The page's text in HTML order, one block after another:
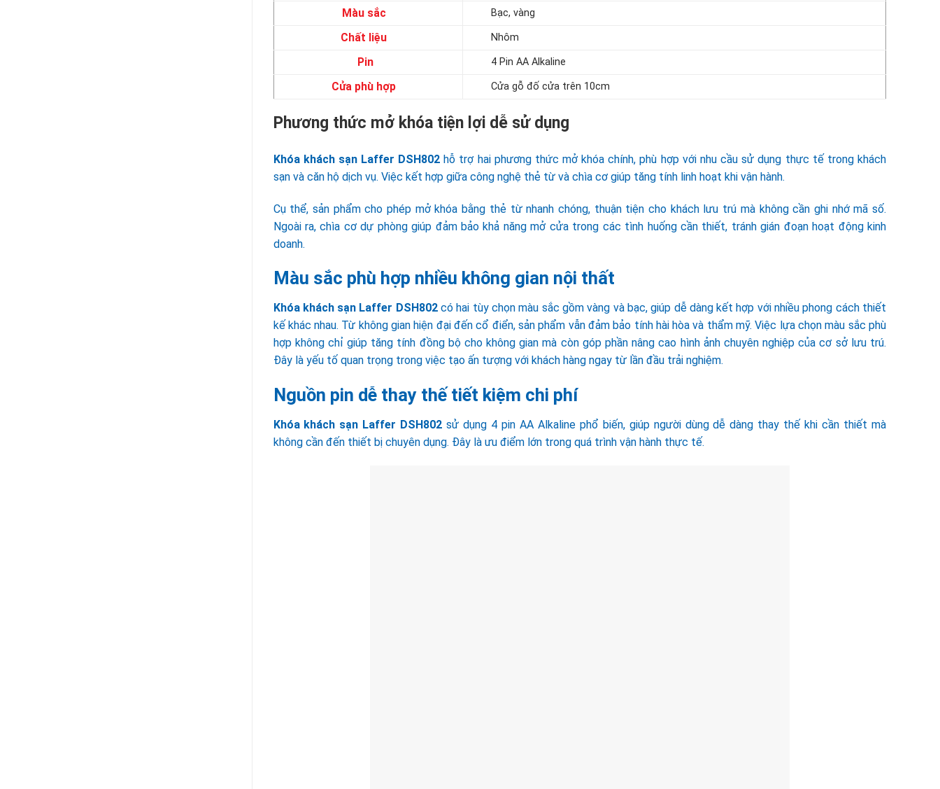
Màu sắc Bạc, vàng
Chất liệu Nhôm
Pin 4 Pin AA Alkaline
Cửa phù hợp Cửa gỗ đố cửa trên 10cm
Phương thức mở khóa tiện lợi dễ sử dụng
Khóa khách sạn Laffer DSH802 hỗ trợ hai phương thức mở khóa chính, phù hợp với nhu cầu sử dụng thực tế trong khách
sạn và căn hộ dịch vụ. Việc kết hợp giữa công nghệ thẻ từ và chìa cơ giúp tăng tính linh hoạt khi vận hành.
Cụ thể, sản phẩm cho phép mở khóa bằng thẻ từ nhanh chóng, thuận tiện cho khách lưu trú mà không cần ghi nhớ mã số.
Ngoài ra, chìa cơ dự phòng giúp đảm bảo khả năng mở cửa trong các tình huống cần thiết, tránh gián đoạn hoạt động kinh
doanh.
Màu sắc phù hợp nhiều không gian nội thất
Khóa khách sạn Laffer DSH802có hai tùy chọn màu sắc gồm vàng và bạc, giúp dễ dàng kết hợp với nhiều phong cách thiết
kế khác nhau. Từ không gian hiện đại đến cổ điển, sản phẩm vẫn đảm bảo tính hài hòa và thẩm mỹ. Việc lựa chọn màu sắc phù
hợp không chỉ giúp tăng tính đồng bộ cho không gian mà còn góp phần nâng cao hình ảnh chuyên nghiệp của cơ sở lưu trú.
Đây là yếu tố quan trọng trong việc tạo ấn tượng với khách hàng ngay từ lần đầu trải nghiệm.
Nguồn pin dễ thay thế tiết kiệm chi phí
Khóa khách sạn Laffer DSH802 sử dụng 4 pin AA Alkaline phổ biến, giúp người dùng dễ dàng thay thế khi cần thiết mà
không cần đến thiết bị chuyên dụng. Đây là ưu điểm lớn trong quá trình vận hành thực tế.